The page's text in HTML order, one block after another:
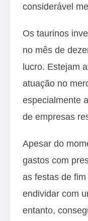
considerável
Os taurinos
no mês de
lucro. Estejam
atuação no
especialmente
de empresas
Apesar do
gastos com
as festas de
endividar com
entanto,